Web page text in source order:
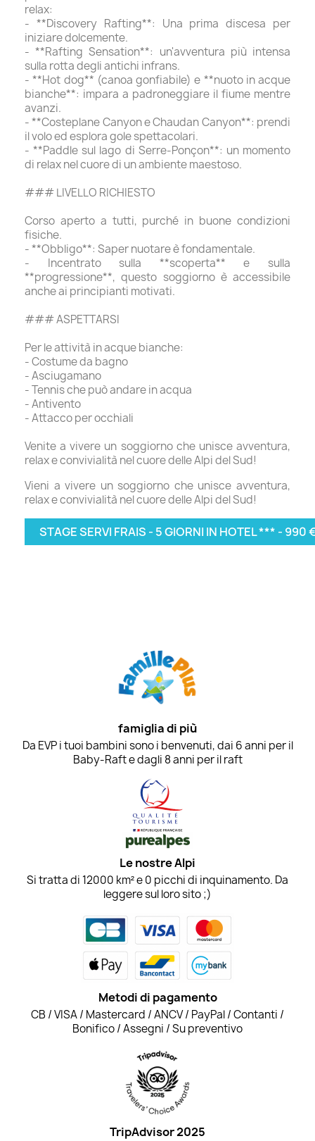
relax:
- **Discovery Rafting**: Una prima discesa per
iniziare dolcemente.
- **Rafting Sensation**: un'avventura più intensa
sulla rotta degli antichi infrans.
- **Hot dog** (canoa gonfiabile) e **nuoto in acque
bianche**: impara a padroneggiare il fiume mentre
avanzi.
- **Costeplane Canyon e Chaudan Canyon**: prendi
il volo ed esplora gole spettacolari.
- **Paddle sul lago di Serre-Ponçon**: un momento
di relax nel cuore di un ambiente maestoso.
### LIVELLO RICHIESTO
Corso aperto a tutti, purché in buone condizioni
fisiche.
- **Obbligo**: Saper nuotare è fondamentale.
- Incentrato sulla **scoperta** e sulla
**progressione**, questo soggiorno è accessibile
anche ai principianti motivati.
### ASPETTARSI
Per le attività in acque bianche:
- Costume da bagno
- Asciugamano
- Tennis che può andare in acqua
- Antivento
- Attacco per occhiali
Venite a vivere un soggiorno che unisce avventura,
relax e convivialità nel cuore delle Alpi del Sud!
Vieni a vivere un soggiorno che unisce avventura,
relax e convivialità nel cuore delle Alpi del Sud!
STAGE SERVI FRAIS - 5 GIORNI IN HOTEL *** - 990
famiglia di più
Da EVP i tuoi bambini sono i benvenuti, dai 6 anni per il
Baby-Raft e dagli 8 anni per il raft
Le nostre Alpi
Si tratta di 12000 km² e 0 picchi di inquinamento. Da
leggere sul loro sito ;)
Metodi di pagamento
CB / VISA / Mastercard / ANCV / PayPal / Contanti /
Bonifico / Assegni / Su preventivo
TripAdvisor 2025